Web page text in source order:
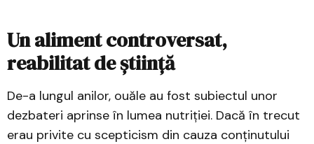
Un aliment controversat,
reabilitat de știință
De-a lungul anilor, ouăle au fost subiectul unor
dezbateri aprinse în lumea nutriției. Dacă în trecut
erau privite cu scepticism din cauza conținutului